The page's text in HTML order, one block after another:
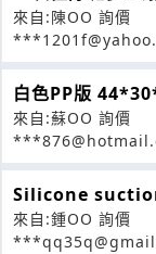
來自:陳OO 詢價
白色PP版
來自:蘇OO 詢價
Silicone
來自:鍾OO 詢價